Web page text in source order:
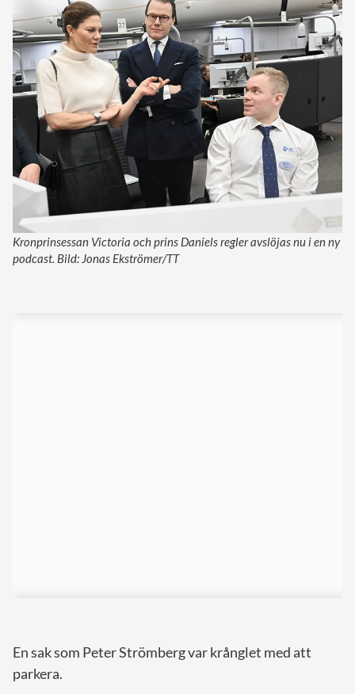
Kronprinsessan Victoria och prins Daniels regler avslöjas nu i en ny
podcast. Bild: Jonas Ekströmer/TT
En sak som Peter Strömberg var krånglet med att
parkera.